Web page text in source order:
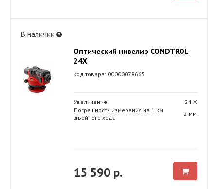
В наличии
Оптический нивелир CONDTROL
24X
Код товара: 00000078665
Увеличение
24 Х
Погрешность измерения на 1 км
двойного хода
2 мм
15 590 р.